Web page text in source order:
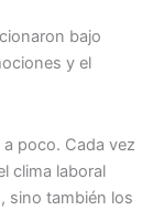
bajo
y el
poco. Cada vez
clima laboral
sino también los